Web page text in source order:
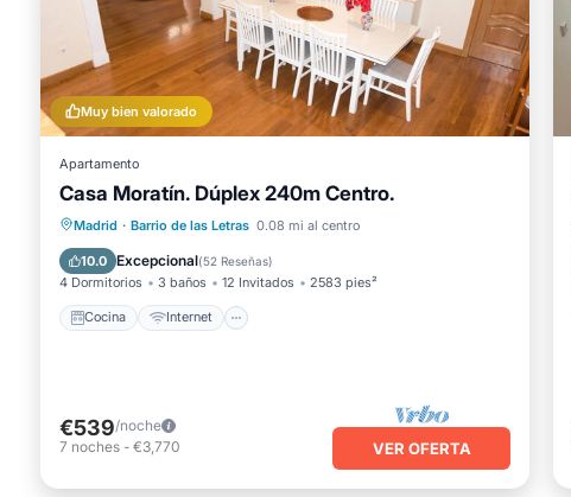
Muy bien valorado
Apartamento
Casa Moratín. Dúplex 240m Centro.
Madrid · Barrio de las Letras 0.08 mi al centro
10.0 Excepcional(52 Reseñas)
4 Dormitorios 3 baños 12 Invitados 2583 pies²
Cocina Internet
Cocina Internet
Apto para niños
Lavandería
€539/noche
7 noches - €3,770 VER OFERTA